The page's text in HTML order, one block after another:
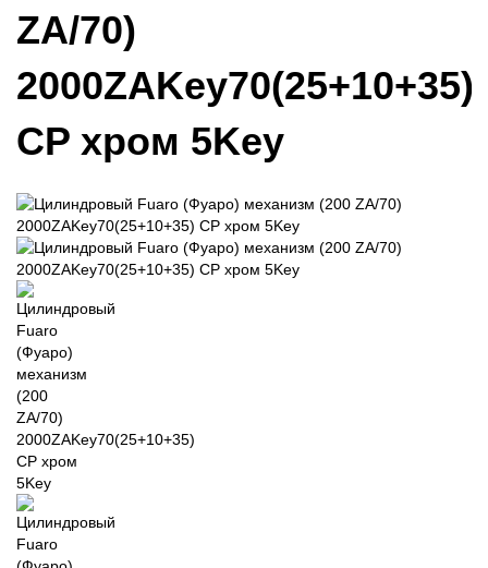
ZA/70)
2000ZAKey70(25+10+35)
CP хром 5Key